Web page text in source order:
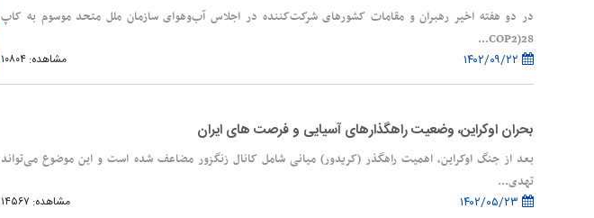
در دو هفته اخیر رهبران و مقامات کشورهای شرکت‌کننده در اجلاس آب‌وهوای سازمان ملل متحد موسوم به کاپ
28(COP2...
مشاهده: ۱۰۸۰۴
بحران اوکراین، وضعیت راهگذارهای آسیایی و فرصت های ایران
بعد از جنگ اوکراین، اهمیت راهگذر (کریدور) میانی شامل کانال زنگزور مضاعف شده است و این موضوع می‌تواند
تهدی...
مشاهده: ۱۴۵۶۷